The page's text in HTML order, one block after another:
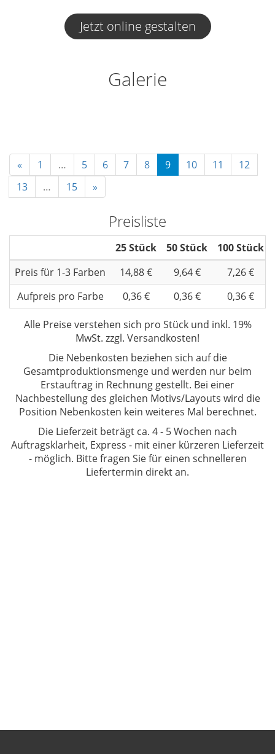
Jetzt online gestalten
Galerie
« 1 … 5 6 7 8 9 10 11
12
13
… 15 »
Preisliste
25 Stück 50 Stück 100 Stück
Preis für 1-3 Farben
14,88 € 9,64 €
7,26 €
Aufpreis pro Farbe
0,36 € 0,36 € 0,36 €
Alle Preise verstehen sich pro Stück und inkl. 19%
MwSt. zzgl. Versandkosten!
Die Nebenkosten beziehen sich auf die
Gesamtproduktionsmenge und werden nur beim
Erstauftrag in Rechnung gestellt. Bei einer
Nachbestellung des gleichen Motivs/Layouts wird die
Position Nebenkosten kein weiteres Mal berechnet.
Die Lieferzeit beträgt ca. 4 - 5 Wochen nach
Auftragsklarheit, Express - mit einer kürzeren Lieferzeit
- möglich. Bitte fragen Sie für einen schnelleren
Liefertermin direkt an.